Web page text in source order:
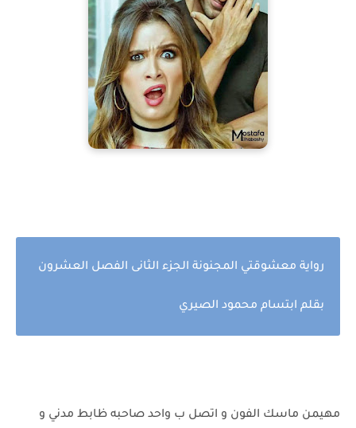
رواية معشوقتي المجنونة الجزء الثانى الفصل العشرون
بقلم ابتسام محمود الصيري
مهيمن ماسك الفون و اتصل ب واحد صاحبه ظابط مدني و